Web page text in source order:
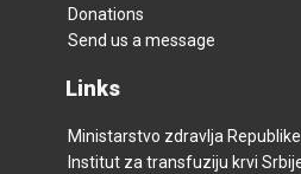
Donations
Send us a message
Links
Ministarstvo zdravlja
Institut za transfuziju krvi